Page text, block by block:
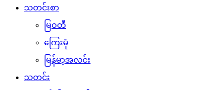
သတင်းစာ
မြဝတီ
ကြေးမုံ
မြန်မာ့အလင်း
သတင်း